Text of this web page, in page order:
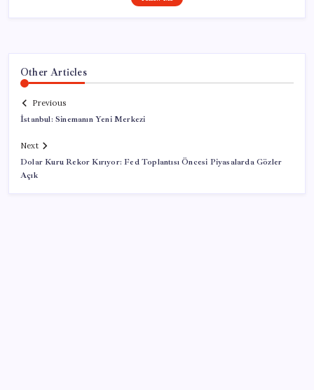
Other Articles
Previous
İstanbul: Sinemanın Yeni Merkezi
Next
Dolar Kuru Rekor Kırıyor: Fed Toplantısı Öncesi Piyasalarda Gözler
Açık